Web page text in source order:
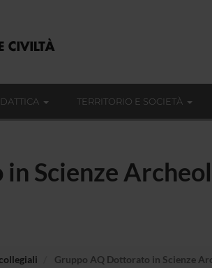
TERRITORIO E SOCIETÀ
Scienze
Gruppo AQ Dottorato in Scienze